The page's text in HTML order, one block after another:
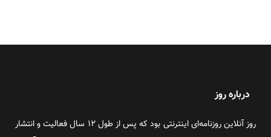
درباره روز
روز آنلاین روزنامه‌ای اینترنتی بود که پس از طول ۱۲ سال فعالیت و انتشار